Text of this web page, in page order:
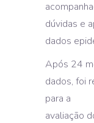
dúvidas e
dados
Após 24
dados, foi
para a
avaliação